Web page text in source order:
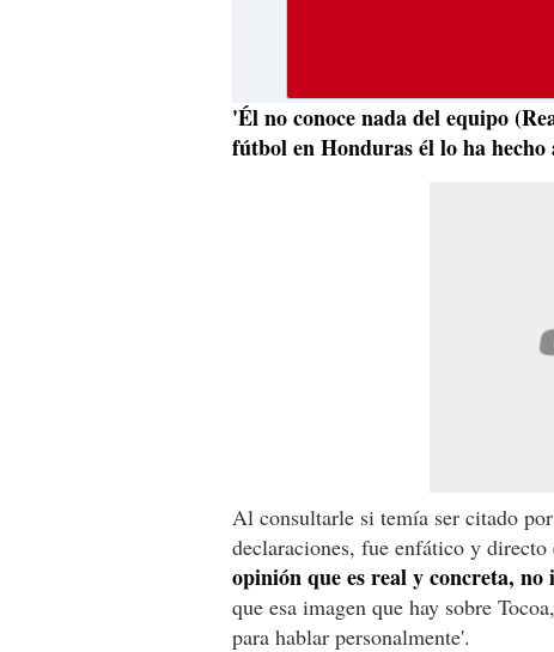
'Él no conoce nada del equipo
fútbol en Honduras él lo ha
Al consultarle si temía ser citado
declaraciones, fue enfático y directo
opinión que es real y concreta,
que esa imagen que hay sobre
para hablar personalmente'.